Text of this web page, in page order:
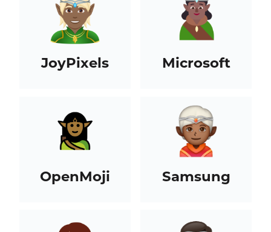
JoyPixels Microsoft
OpenMoji Samsung